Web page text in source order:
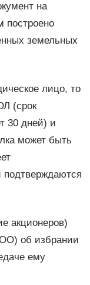
на
построено
земельных
лицо, то
(срок
30 дней) и
может быть
акционеров)
об избрании
ему